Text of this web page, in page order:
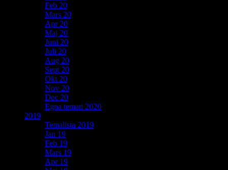
Feb 20
Mars 20
Apr 20
Maj 20
Juni 20
Juli 20
Aug 20
Sept 20
Okt 20
Nov 20
Dec 20
Egna teman 2020
2019
Temalista 2019
Jan 19
Feb 19
Mars 19
Apr 19